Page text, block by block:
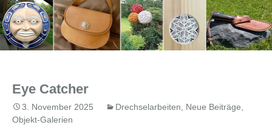
Inhalt
Eye Catcher
3. November 2025 Drechselarbeiten Neue Beiträge
Objekt-Galerien